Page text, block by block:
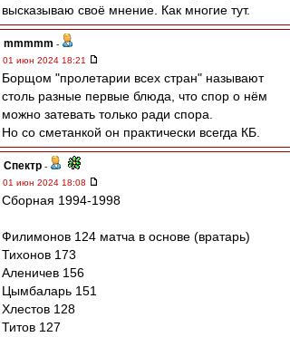
высказываю своё мнение. Как многие тут.
mmmmm -
01 июн 2024 18:21
Борщом "пролетарии всех стран" называют
столь разные первые блюда, что спор о нём
можно затевать только ради спора.
Но со сметанкой он практически всегда КБ.
Спектр -
01 июн 2024 18:08
Сборная 1994-1998
Филимонов 124 матча в основе (вратарь)
Тихонов 173
Аленичев 156
Цымбаларь 151
Хлестов 128
Титов 127